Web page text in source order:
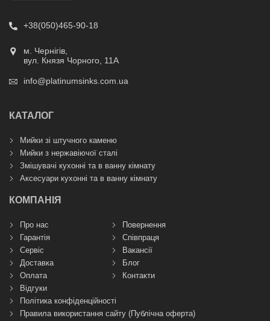
+38(050)465-90-18
м. Чернігів,
вул. Князя Чорного, 11А
info@platinumsinks.com.ua
КАТАЛОГ
Мийки зі штучного каменю
Мийки з нержавіючої сталі
Змішувачі кухонні та в ванну кімнату
Аксесуари кухонні та в ванну кімнату
КОМПАНІЯ
Про нас
Гарантія
Сервіс
Доставка
Оплата
Повернення
Співпраця
Вакансії
Блог
Контакти
Відгуки
Політика конфіденційності
Правила використання сайту (Публічна оферта)